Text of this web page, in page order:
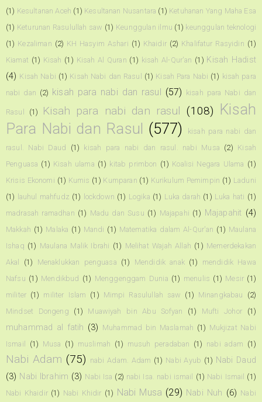
(1) Kesultanan Aceh (1) Kesultanan Nusantara (1) Ketuhanan Yang Maha Esa
(1) Keturunan Rasulullah saw (1) Keunggulan ilmu (1) keunggulan teknologi
(1) Kezaliman (2) KH Hasyim Ashari (1) Khaidir (2) Khalifatur Rasyidin (1)
Kiamat (1) Kisah (1) Kisah Al Quran (1) kisah Al-Qur'an (1) Kisah Hadist
(4) Kisah Nabi (1) Kisah Nabi dan Rasul (1) Kisah Para Nabi (1) kisah para
nabi dan (2) kisah para nabi dan rasul (57) kisah para Nabi dan
Rasul (1) Kisah para nabi dan rasul (108) Kisah
Para Nabi dan Rasul (577)
kisah para nabi dan
rasul. Nabi Daud
(1) kisah para nabi dan rasul. nabi Musa (2) Kisah
Penguasa (1) Kisah ulama (1) kitab primbon (1) Koalisi Negara Ulama (1)
Krisis Ekonomi (1) Kumis (1) Kumparan (1) Kurikulum Pemimpin (1) Laduni
(1) lauhul mahfudz (1) lockdown (1) Logika (1) Luka darah (1) Luka hati (1)
madrasah ramadhan (1) Madu dan Susu (1) Majapahi (1) Majapahit (4)
Makkah (1) Malaka (1) Mandi (1) Matematika dalam Al-Qur'an (1) Maulana
Ishaq (1) Maulana Malik Ibrahi (1) Melihat Wajah Allah (1) Memerdekakan
Akal
(1) Menaklukkan penguasa (1) Mendidik anak (1)
mendidik Hawa
Nafsu (1) Mendikbud (1) Menggenggam Dunia (1) menulis (1) Mesir (1)
militer (1) militer Islam (1) Mimpi Rasulullah saw (1) Minangkabau
(2)
Mindset Dongeng
(1) Muawiyah bin Abu Sofyan (1) Mufti Johor (1)
muhammad al fatih (3) Muhammad bin Maslamah (1) Mukjizat Nabi
Ismail
(1) Musa (1) muslimah (1) musuh peradaban (1) nabi adam (1)
Nabi Adam (75) nabi Adam. Adam (1) Nabi Ayub (1) Nabi Daud
(3) Nabi Ibrahim (3) Nabi Isa (2) nabi Isa. nabi ismail (1) Nabi Ismail (1)
Nabi Khaidir (1) Nabi Khidir (1) Nabi Musa (29) Nabi Nuh (6) Nabi